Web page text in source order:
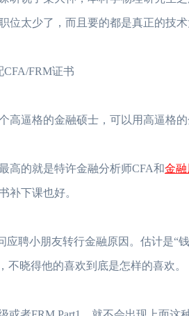
位太少了，而且要的都是真正的技
FRM证书
逼格的金融硕士，可以用高逼格的
的就是特许金融分析师CFA和金
补下课也好。
聘小朋友转行金融原因。估计是“
不晓得他的喜欢到底是怎样的喜欢。